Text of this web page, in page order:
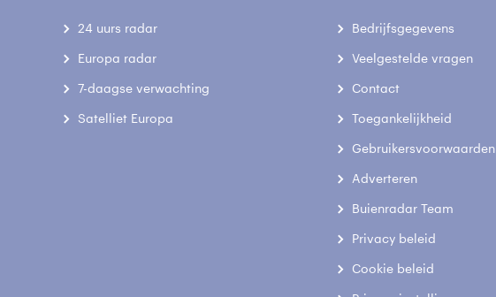
24 uurs radar
Europa radar
7-daagse verwachting
Satelliet Europa
Bedrijfsgegevens
Veelgestelde vragen
Contact
Toegankelijkheid
Gebruikersvoorwaarden
Adverteren
Buienradar Team
Privacy beleid
Cookie beleid